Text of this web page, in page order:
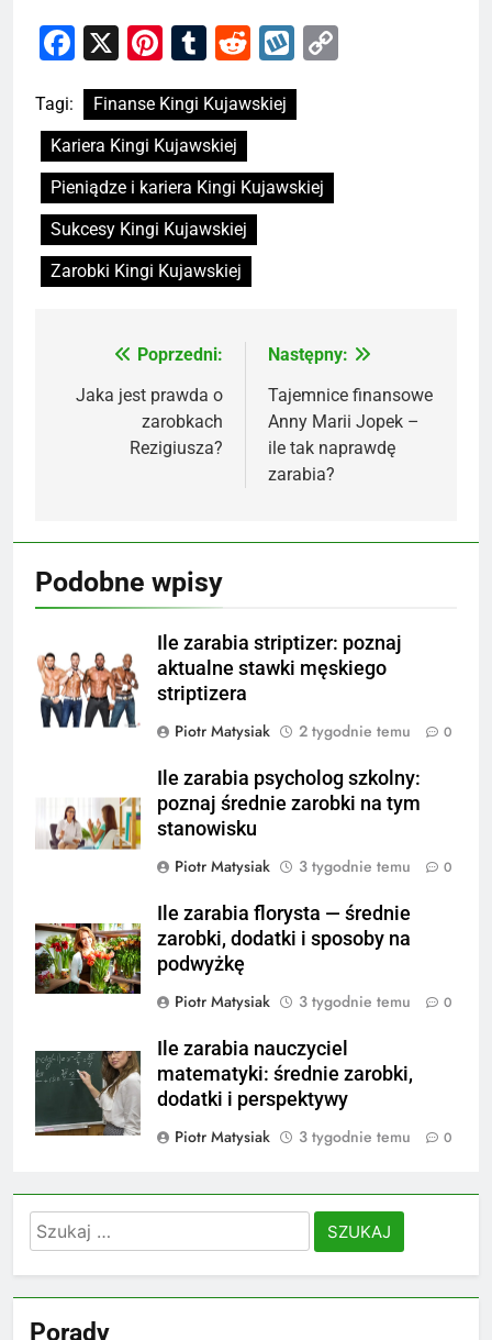
Facebook
X Pinterest
Tumblr
RedditWykop
Tagi:
Finanse Kingi Kujawskiej
Kariera Kingi Kujawskiej
Pieniądze i kariera Kingi Kujawskiej
Sukcesy Kingi Kujawskiej
Zarobki Kingi Kujawskiej
Nawigacja
wpisu
Poprzedni:
Jaka jest prawda o
zarobkach
Rezigiusza?
Następny:
Tajemnice finansowe
Anny Marii Jopek –
ile tak naprawdę
zarabia?
Podobne wpisy
Ile zarabia striptizer: poznaj
aktualne stawki męskiego
striptizera
Piotr Matysiak
2 tygodnie temu 0
Ile zarabia psycholog szkolny:
poznaj średnie zarobki na tym
stanowisku
Piotr Matysiak
3 tygodnie temu 0
Ile zarabia florysta — średnie
zarobki, dodatki i sposoby na
podwyżkę
Piotr Matysiak
3 tygodnie temu 0
Ile zarabia nauczyciel
matematyki: średnie zarobki,
dodatki i perspektywy
Piotr Matysiak
3 tygodnie temu 0
Szukaj:
Porady